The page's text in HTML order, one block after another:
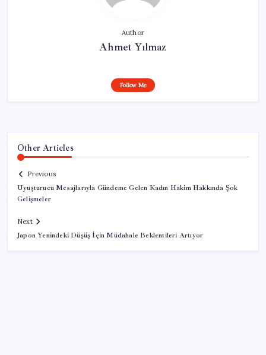
Author
Ahmet Yılmaz
Follow Me
Other Articles
Previous
Uyuşturucu Mesajlarıyla Gündeme Gelen Kadın Hakim Hakkında Şok
Gelişmeler
Next
Japon Yenindeki Düşüş İçin Müdahale Beklentileri Artıyor